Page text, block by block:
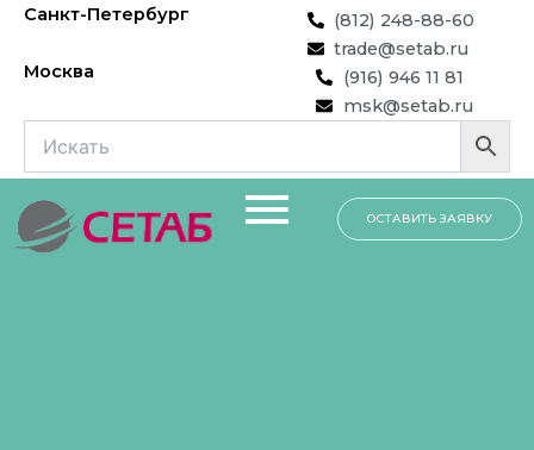
Перейти
содержимому
Санкт-Петербург
(812) 248-88-60
trade@setab.ru
Москва
(916) 946 11 81
msk@setab.ru
ОСТАВИТЬ ЗАЯВКУ